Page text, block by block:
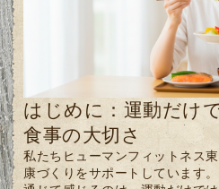
はじめに：運動だけ
食事の大切さ
私たちヒューマンフィットネス
康づくりをサポートしています